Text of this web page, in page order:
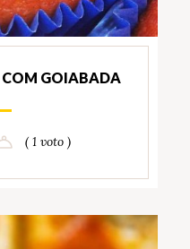
COM GOIABADA
( 1 voto )